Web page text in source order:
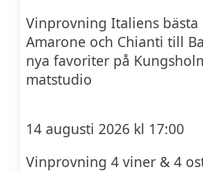
Vinprovning Italiens bästa
Amarone och Chianti till
nya favoriter på
matstudio
14 augusti 2026 kl 17:00
Vinprovning 4 viner & 4